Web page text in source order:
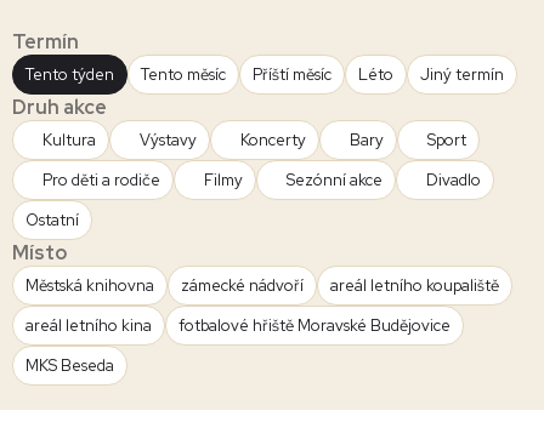
Termín
Tento týden Tento měsíc Příští měsíc Léto Jiný termín
Druh akce
Kultura Výstavy Koncerty Bary
Sport
Pro děti a rodiče
Filmy Sezónní akce
Divadlo
Ostatní
Místo
Městská knihovna zámecké nádvoří
areál letního koupaliště
areál letního kina
fotbalové hřiště Moravské Budějovice
MKS Beseda